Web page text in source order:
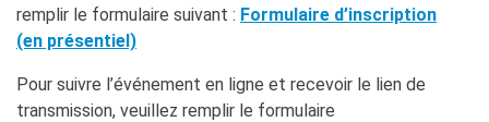
remplir le formulaire suivant : Formulaire d’inscription
(en présentiel)
Pour suivre l’événement en ligne et recevoir le lien de
transmission, veuillez remplir le formulaire